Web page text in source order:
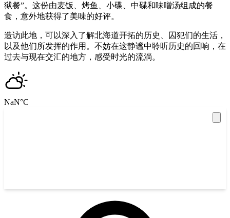
狱餐”。这份由麦饭、烤鱼、小碟、中碟和味噌汤组成的餐
食，意外地获得了美味的好评。
造访此地，可以深入了解北海道开拓的历史、囚犯们的生活，
以及他们所发挥的作用。不妨在这静谧中聆听历史的回响，在
过去与现在交汇的地方，感受时光的流淌。
NaN°C